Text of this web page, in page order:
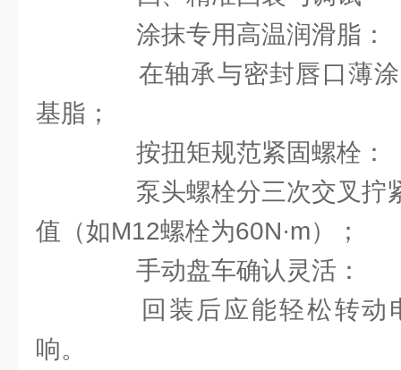
涂抹专用高温润滑脂：
在轴承与密封唇口薄涂
基脂；
按扭矩规范紧固螺栓：
泵头螺栓分三次交叉拧
值（如M12螺栓为60N·m）；
手动盘车确认灵活：
回装后应能轻松转动
响。